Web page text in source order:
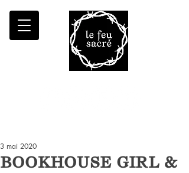
BOOKHOUSE GIRL &
3 mai 2020